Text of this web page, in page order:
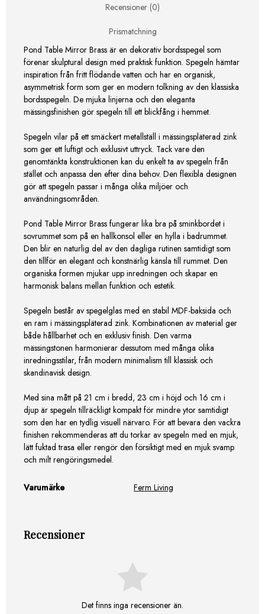
Recensioner (0)
Prismatchning
Pond Table Mirror Brass är en dekorativ bordsspegel som
förenar skulptural design med praktisk funktion. Spegeln hämtar
inspiration från fritt flödande vatten och har en organisk,
asymmetrisk form som ger en modern tolkning av den klassiska
bordsspegeln. De mjuka linjerna och den eleganta
mässingsfinishen gör spegeln till ett blickfång i hemmet.
Spegeln vilar på ett smäckert metallställ i mässingspläterad zink
som ger ett luftigt och exklusivt uttryck. Tack vare den
genomtänkta konstruktionen kan du enkelt ta av spegeln från
stället och anpassa den efter dina behov. Den flexibla designen
gör att spegeln passar i många olika miljöer och
användningsområden.
Pond Table Mirror Brass fungerar lika bra på sminkbordet i
sovrummet som på en hallkonsol eller en hylla i badrummet.
Den blir en naturlig del av den dagliga rutinen samtidigt som
den tillför en elegant och konstnärlig känsla till rummet. Den
organiska formen mjukar upp inredningen och skapar en
harmonisk balans mellan funktion och estetik.
Spegeln består av spegelglas med en stabil MDF-baksida och
en ram i mässingspläterad zink. Kombinationen av material ger
både hållbarhet och en exklusiv finish. Den varma
mässingstonen harmonierar dessutom med många olika
inredningsstilar, från modern minimalism till klassisk och
skandinavisk design.
Med sina mått på 21 cm i bredd, 23 cm i höjd och 16 cm i
djup är spegeln tillräckligt kompakt för mindre ytor samtidigt
som den har en tydlig visuell närvaro. För att bevara den vackra
finishen rekommenderas att du torkar av spegeln med en mjuk,
lätt fuktad trasa eller rengör den försiktigt med en mjuk svamp
och milt rengöringsmedel.
Varumärke Ferm Living
Recensioner
Det finns inga recensioner än.